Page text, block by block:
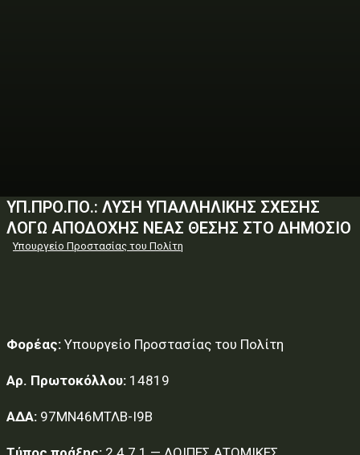
ΥΠ.ΠΡΟ.ΠΟ.: ΛΥΣΗ ΥΠΑΛΛΗΛΙΚΗΣ ΣΧΕΣΗΣ
ΛΟΓΩ ΑΠΟΔΟΧΗΣ ΝΕΑΣ ΘΕΣΗΣ ΣΤΟ ΔΗΜΟΣΙΟ
Υπουργείο Προστασίας του Πολίτη
Φορέας: Υπουργείο Προστασίας του Πολίτη
Αρ. Πρωτοκόλλου: 14819
ΑΔΑ: 97ΜΝ46ΜΤΛΒ-Ι9Β